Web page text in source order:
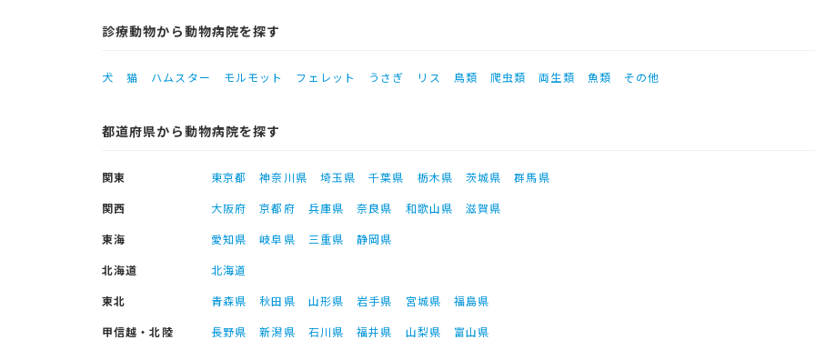
診療動物から動物病院を探す
犬 猫 ハムスター モルモット フェレット うさぎ リス 鳥類 爬虫類 両生類 魚類 その他
都道府県から動物病院を探す
関東 東京都 神奈川県 埼玉県 千葉県 栃木県 茨城県
群馬県
関西
大阪府 京都府 兵庫県 奈良県 和歌山県
滋賀県
東海
愛知県 岐阜県 三重県
静岡県
北海道
北海道
東北
青森県 秋田県 山形県 岩手県 宮城県
福島県
甲信越・北陸
長野県 新潟県 石川県 福井県 山梨県
富山県